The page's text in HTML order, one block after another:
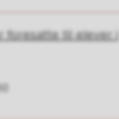
foresatte til elever i